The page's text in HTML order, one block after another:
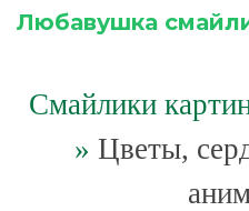
Любавушка
Смайлики
» Цветы,